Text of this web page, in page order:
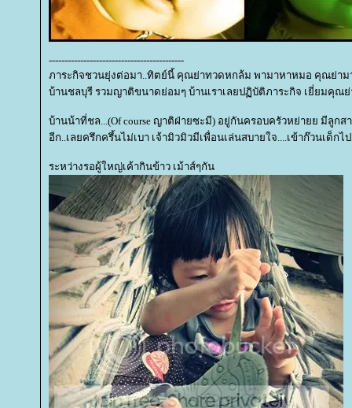
-------------------------------------------
ภาระกิจชวนยุ่งต่อมา..ทิตย์นี้ คุณย่าทวดหกล้ม พามาหาหมอ คุณย่า
บ้านชลบุรี รวมญาติขนาดย่อมๆ บ้านเราเลยปฏิบัติภาระกิจ เยี่ยมคุณ
บ้านน้าที่ชล...(Of course ญาติฝ่ายซะมี) อยู่กันครอบครัวหย่ายย มีลูก
อีก..เลยครึกครึ้นไม่เบา เจ้ามิวมิวมีเพื่อนเล่นสบายใจ....เข้าก๊วนเด็กไ
ระหว่างรอผู้ใหญ่เค้ากินข้าว เม้าส์ๆกัน